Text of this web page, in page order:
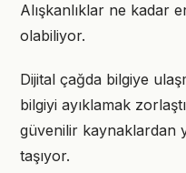
Alışkanlıklar ne kadar
olabiliyor.
Dijital çağda bilgiye
bilgiyi ayıklamak
güvenilir kaynaklardan
taşıyor.